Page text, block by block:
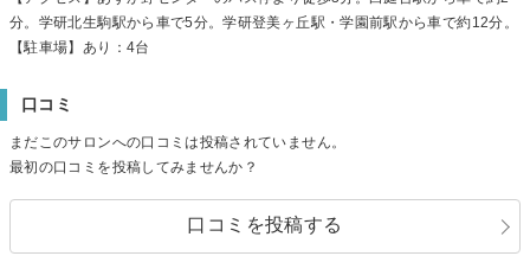
分。学研北生駒駅から車で5分。学研登美ヶ丘駅・学園前駅から車で約12分。
【駐車場】あり：4台
口コミ
まだこのサロンへの口コミは投稿されていません。
最初の口コミを投稿してみませんか？
口コミを投稿する